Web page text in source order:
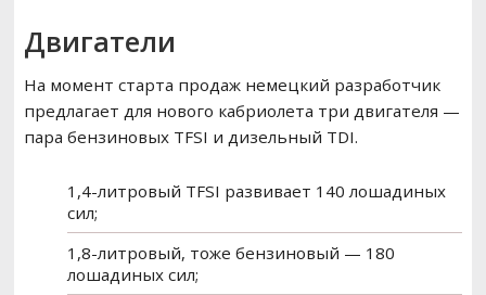
Двигатели
На момент старта продаж немецкий разработчик
предлагает для нового кабриолета три двигателя —
пара бензиновых TFSI и дизельный TDI.
1,4-литровый TFSI развивает 140 лошадиных
сил;
1,8-литровый, тоже бензиновый — 180
лошадиных сил;